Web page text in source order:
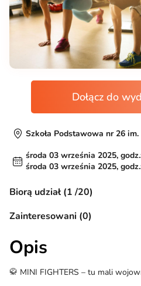
Dołącz do
Szkoła Podstawowa nr 26
środa 03 września 2025,
środa 03 września 2025,
Biorą udział (1 /20)
Zainteresowani (0)
Opis
🥋 MINI FIGHTERS – tu mali